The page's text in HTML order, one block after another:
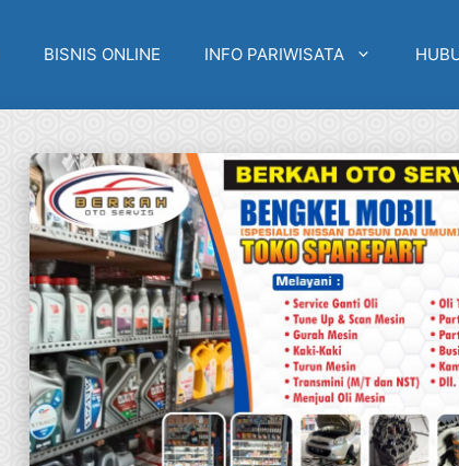
BISNIS ONLINE INFO PARIWISATA